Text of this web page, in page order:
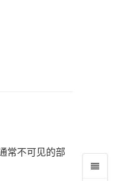
常不可见的部